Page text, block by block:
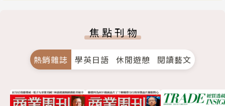
焦點刊物
熱銷雜誌 學英日語 休閒遊憩 閱讀藝文